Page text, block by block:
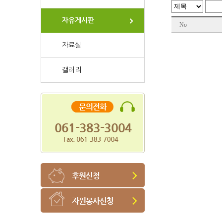
자유게시판
자료실
갤러리
No